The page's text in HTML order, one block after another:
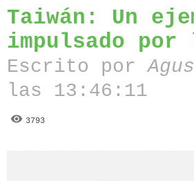
Taiwán: Un
impulsado
Escrito por
las 13:46:11
3793